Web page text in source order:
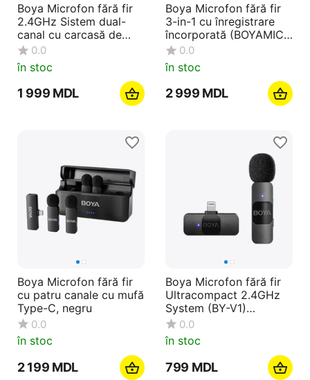
Boya Microfon fără fir
2.4GHz Sistem dual-
canal cu carcasă de
încărcare (BY-WM3T-
U2), mufă Type-C,
negru
0.0
în stoc
1 999 MDL
Boya Microfon fără fir
3-in-1 cu înregistrare
încorporată (BOYAMIC),
3 adaptoare audio,
Lavaier inclus, negru
0.0
în stoc
2 999 MDL
Boya Microfon fără fir
cu patru canale cu mufă
Type-C, negru
0.0
în stoc
2 199 MDL
Boya Microfon fără fir
Ultracompact 2.4GHz
System (BY-V1)
Lightning Jack, negru
0.0
în stoc
‍799‍ MDL